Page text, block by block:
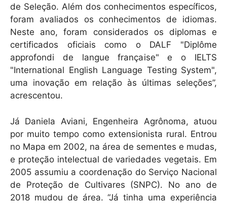
de Seleção. Além dos conhecimentos específicos,
foram avaliados os conhecimentos de idiomas.
Neste ano, foram considerados os diplomas e
certificados oficiais como o DALF "Diplôme
approfondi de langue française" e o IELTS
"International English Language Testing System",
uma inovação em relação às últimas seleções”,
acrescentou.
Já Daniela Aviani, Engenheira Agrônoma, atuou
por muito tempo como extensionista rural. Entrou
no Mapa em 2002, na área de sementes e mudas,
e proteção intelectual de variedades vegetais. Em
2005 assumiu a coordenação do Serviço Nacional
de Proteção de Cultivares (SNPC). No ano de
2018 mudou de área. “Já tinha uma experiência